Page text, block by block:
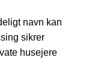
navn kan
sikrer
husejere